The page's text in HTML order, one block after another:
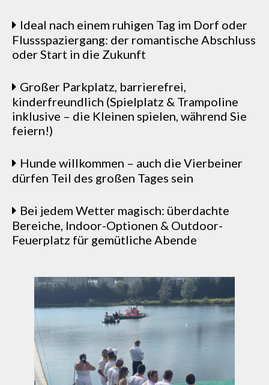
Ideal nach einem ruhigen Tag im Dorf oder
Flussspaziergang: der romantische Abschluss
oder Start in die Zukunft
Großer Parkplatz, barrierefrei,
kinderfreundlich (Spielplatz & Trampoline
inklusive – die Kleinen spielen, während Sie
feiern!)
Hunde willkommen – auch die Vierbeiner
dürfen Teil des großen Tages sein
Bei jedem Wetter magisch: überdachte
Bereiche, Indoor-Optionen & Outdoor-
Feuerplatz für gemütliche Abende